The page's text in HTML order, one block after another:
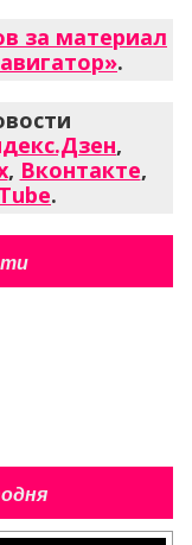
за материал
.
,
, Вконтакте,
.